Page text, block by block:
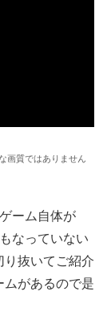
画質ではありません
ーム自体が
なっていない
り抜いてご紹介
ムがあるので是